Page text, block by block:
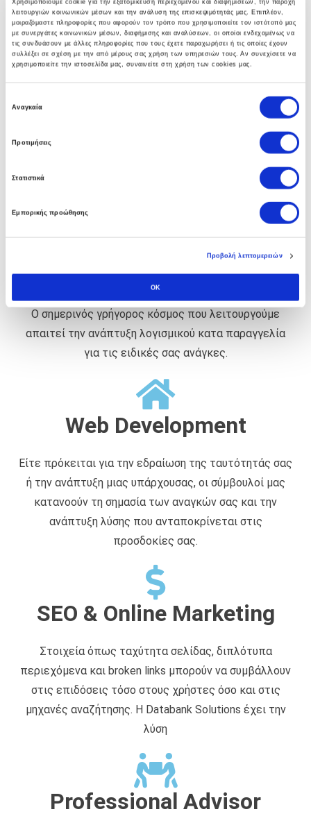
Χρησιμοποιούμε cookie για την εξατομίκευση περιεχομένου και διαφημίσεων, την παροχή
λειτουργιών κοινωνικών μέσων και την ανάλυση της επισκεψιμότητάς μας. Επιπλέον,
μοιραζόμαστε πληροφορίες που αφορούν τον τρόπο που χρησιμοποιείτε τον ιστότοπό μας
με συνεργάτες κοινωνικών μέσων, διαφήμισης και αναλύσεων, οι οποίοι ενδεχομένως να
τις συνδυάσουν με άλλες πληροφορίες που τους έχετε παραχωρήσει ή τις οποίες έχουν
συλλέξει σε σχέση με την από μέρους σας χρήση των υπηρεσιών τους. Αν συνεχίσετε να
χρησιμοποιείτε την ιστοσελίδα μας, συναινείτε στη χρήση των cookies μας.
Αναγκαία
Προτιμήσεις
Στατιστικά
Εμπορικής προώθησης
Προβολή λεπτομερειών
OK
γκάμα υπηρεσιών που βοηθούν στην αναπτύξη
ολοκληρωμένων λύσεων υποδομής.
Η πολυετής εμπειρία των συμβούλων μας στο Soft1
ERP αλλα και άψογη συνεργασία με την SoftOne
εγγυάται στην επιχείρηση σας τα οφέλη απο την
Custom Software
Ο σημερινός γρήγορος κόσμος που λειτουργούμε
απαιτεί την ανάπτυξη λογισμικού κατα παραγγελία
για τις ειδικές σας ανάγκες.
Web Development
Είτε πρόκειται για την εδραίωση της ταυτότητάς σας
ή την ανάπτυξη μιας υπάρχουσας, οι σύμβουλοί μας
κατανοούν τη σημασία των αναγκών σας και την
ανάπτυξη λύσης που ανταποκρίνεται στις
προσδοκίες σας.
SEO & Online Marketing
Στοιχεία όπως ταχύτητα σελίδας, διπλότυπα
περιεχόμενα και broken links μπορούν να συμβάλλουν
στις επιδόσεις τόσο στους χρήστες όσο και στις
μηχανές αναζήτησης. Η Databank Solutions έχει την
λύση
Professional Advisor